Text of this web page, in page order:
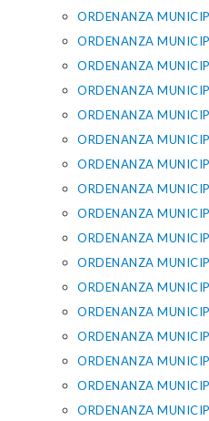
ORDENANZA
ORDENANZA
ORDENANZA
ORDENANZA
ORDENANZA
ORDENANZA
ORDENANZA
ORDENANZA
ORDENANZA
ORDENANZA
ORDENANZA
ORDENANZA
ORDENANZA
ORDENANZA
ORDENANZA
ORDENANZA
ORDENANZA